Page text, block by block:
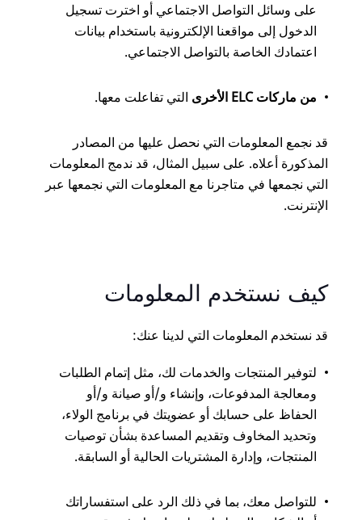
على وسائل التواصل الاجتماعي أو اخترت تسجيل
الدخول إلى مواقعنا الإلكترونية باستخدام بيانات
اعتمادك الخاصة بالتواصل الاجتماعي.
من ماركات ELC الأخرى التي تفاعلت معها.
قد نجمع المعلومات التي نحصل عليها من المصادر
المذكورة أعلاه. على سبيل المثال، قد ندمج المعلومات
التي نجمعها في متاجرنا مع المعلومات التي نجمعها عبر
الإنترنت.
كيف نستخدم المعلومات
قد نستخدم المعلومات التي لدينا عنك:
لتوفير المنتجات والخدمات لك، مثل إتمام الطلبات
ومعالجة المدفوعات، وإنشاء و/أو صيانة و/أو
الحفاظ على حسابك أو عضويتك في برنامج الولاء،
وتحديد المخاوف وتقديم المساعدة بشأن توصيات
المنتجات، وإدارة المشتريات الحالية أو السابقة.
للتواصل معك، بما في ذلك الرد على استفساراتك